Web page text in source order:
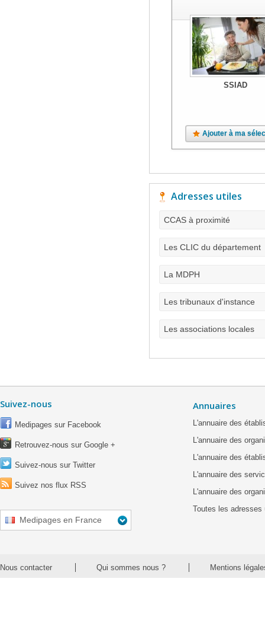
SSIAD
Ajouter à ma
Adresses utiles
CCAS à proximité
Les CLIC du département
La MDPH
Les tribunaux d'instance
Les associations locales
Suivez-nous
Medipages sur Facebook
Retrouvez-nous sur Google +
Suivez-nous sur Twitter
Suivez nos flux RSS
Medipages en France
Annuaires
L'annuaire des
L'annuaire des
L'annuaire des
L'annuaire des
L'annuaire des
Toutes les adresses
Nous contacter Qui sommes nous ? Mentions